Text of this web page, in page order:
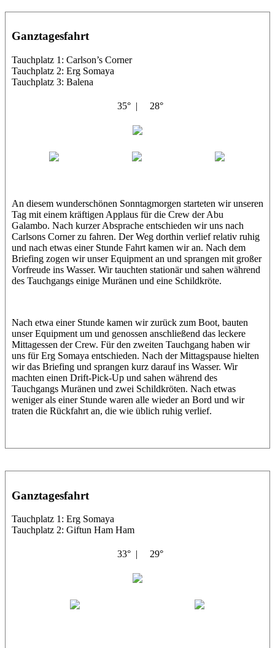
Ganztagesfahrt
Tauchplatz 1: Carlson’s Corner
Tauchplatz 2: Erg Somaya
Tauchplatz 3: Balena
35° | 28°
An diesem wunderschönen Sonntagmorgen starteten wir unseren
Tag mit einem kräftigen Applaus für die Crew der Abu
Galambo. Nach kurzer Absprache entschieden wir uns nach
Carlsons Corner zu fahren. Der Weg dorthin verlief relativ ruhig
und nach etwas einer Stunde Fahrt kamen wir an. Nach dem
Briefing zogen wir unser Equipment an und sprangen mit großer
Vorfreude ins Wasser. Wir tauchten stationär und sahen während
des Tauchgangs einige Muränen und eine Schildkröte.
Nach etwa einer Stunde kamen wir zurück zum Boot, bauten
unser Equipment um und genossen anschließend das leckere
Mittagessen der Crew. Für den zweiten Tauchgang haben wir
uns für Erg Somaya entschieden. Nach der Mittagspause hielten
wir das Briefing und sprangen kurz darauf ins Wasser. Wir
machten einen Drift-Pick-Up und sahen während des
Tauchgangs Muränen und zwei Schildkröten. Nach etwas
weniger als einer Stunde waren alle wieder an Bord und wir
traten die Rückfahrt an, die wie üblich ruhig verlief.
Ganztagesfahrt
Tauchplatz 1: Erg Somaya
Tauchplatz 2: Giftun Ham Ham
33° | 29°